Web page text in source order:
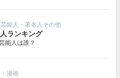
芸能人・著名人その他
ランキング
能人は誰？
漫画